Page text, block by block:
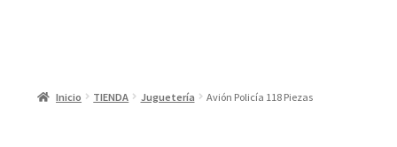
Inicio TIENDA Juguetería Avión Policía 118 Piezas